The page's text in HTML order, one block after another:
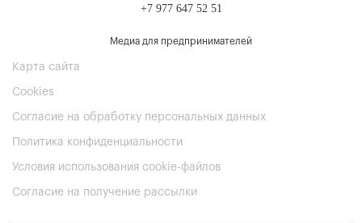
+7 977 647 52 51
Медиа для предпринимателей
Карта сайта
Cookies
Согласие на обработку персональных данных
Политика конфиденциальности
Условия использования cookie-файлов
Согласие на получение рассылки